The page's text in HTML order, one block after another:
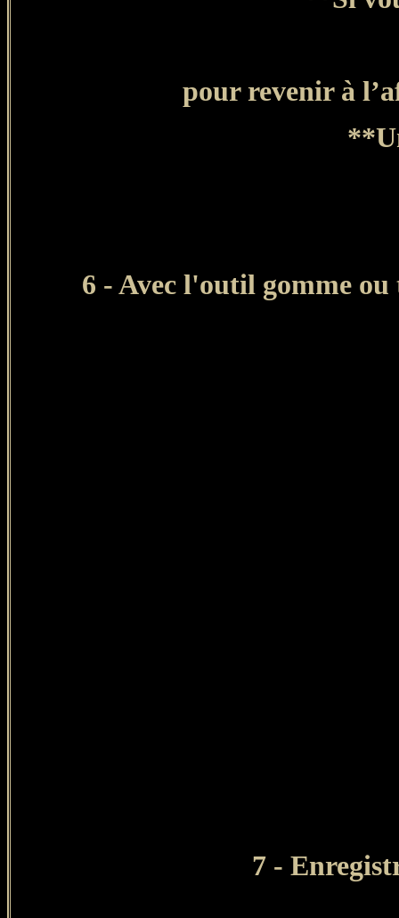
pour revenir à
6 - Avec l'outil gomme
7 -